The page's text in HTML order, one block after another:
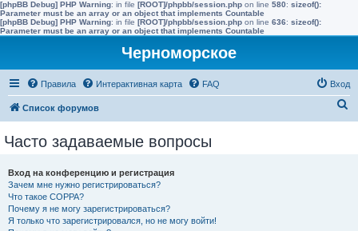
[phpBB Debug] PHP Warning: in file [ROOT]/phpbb/session.php on line 580: sizeof():
Parameter must be an array or an object that implements Countable
[phpBB Debug] PHP Warning: in file [ROOT]/phpbb/session.php on line 636: sizeof():
Parameter must be an array or an object that implements Countable
Черноморское
Правила Интерактивная карта FAQ Вход
Список форумов
Часто задаваемые вопросы
Вход на конференцию и регистрация
Зачем мне нужно регистрироваться?
Что такое COPPA?
Почему я не могу зарегистрироваться?
Я только что зарегистрировался, но не могу войти!